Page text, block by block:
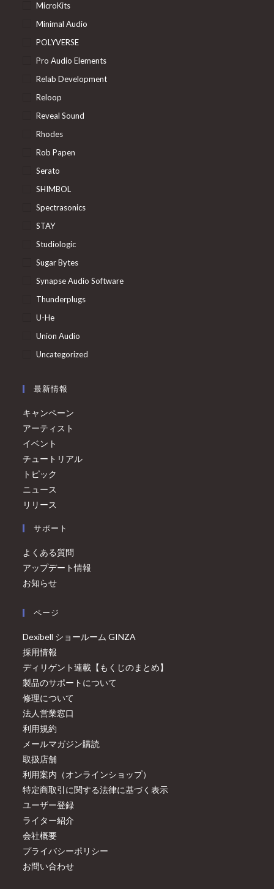
MicroKits
Minimal Audio
POLYVERSE
Pro Audio Elements
Relab Development
Reloop
Reveal Sound
Rhodes
Rob Papen
Serato
SHIMBOL
Spectrasonics
STAY
Studiologic
Sugar Bytes
Synapse Audio Software
Thunderplugs
U-He
Union Audio
Uncategorized
最新情報
キャンペーン
アーティスト
イベント
チュートリアル
トピック
ニュース
リリース
サポート
よくある質問
アップデート情報
お知らせ
ページ
Dexibell ショールーム GINZA
採用情報
ディリゲント連載【もくじのまとめ】
製品のサポートについて
修理について
法人営業窓口
利用規約
メールマガジン購読
取扱店舗
利用案内（オンラインショップ）
特定商取引に関する法律に基づく表示
ユーザー登録
ライター紹介
会社概要
プライバシーポリシー
お問い合わせ